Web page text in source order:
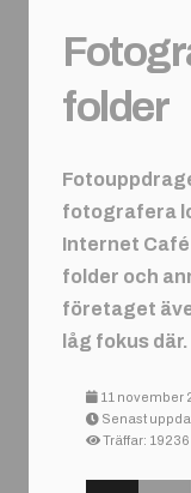
folder
fotografera
Internet Café
folder och
företaget
låg fokus där.
11 november
Senast
Träffar: 19236